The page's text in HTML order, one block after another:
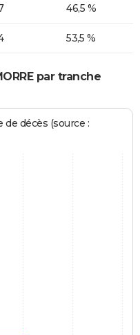
46,5 %
53,5 %
par tranche
décès (source :